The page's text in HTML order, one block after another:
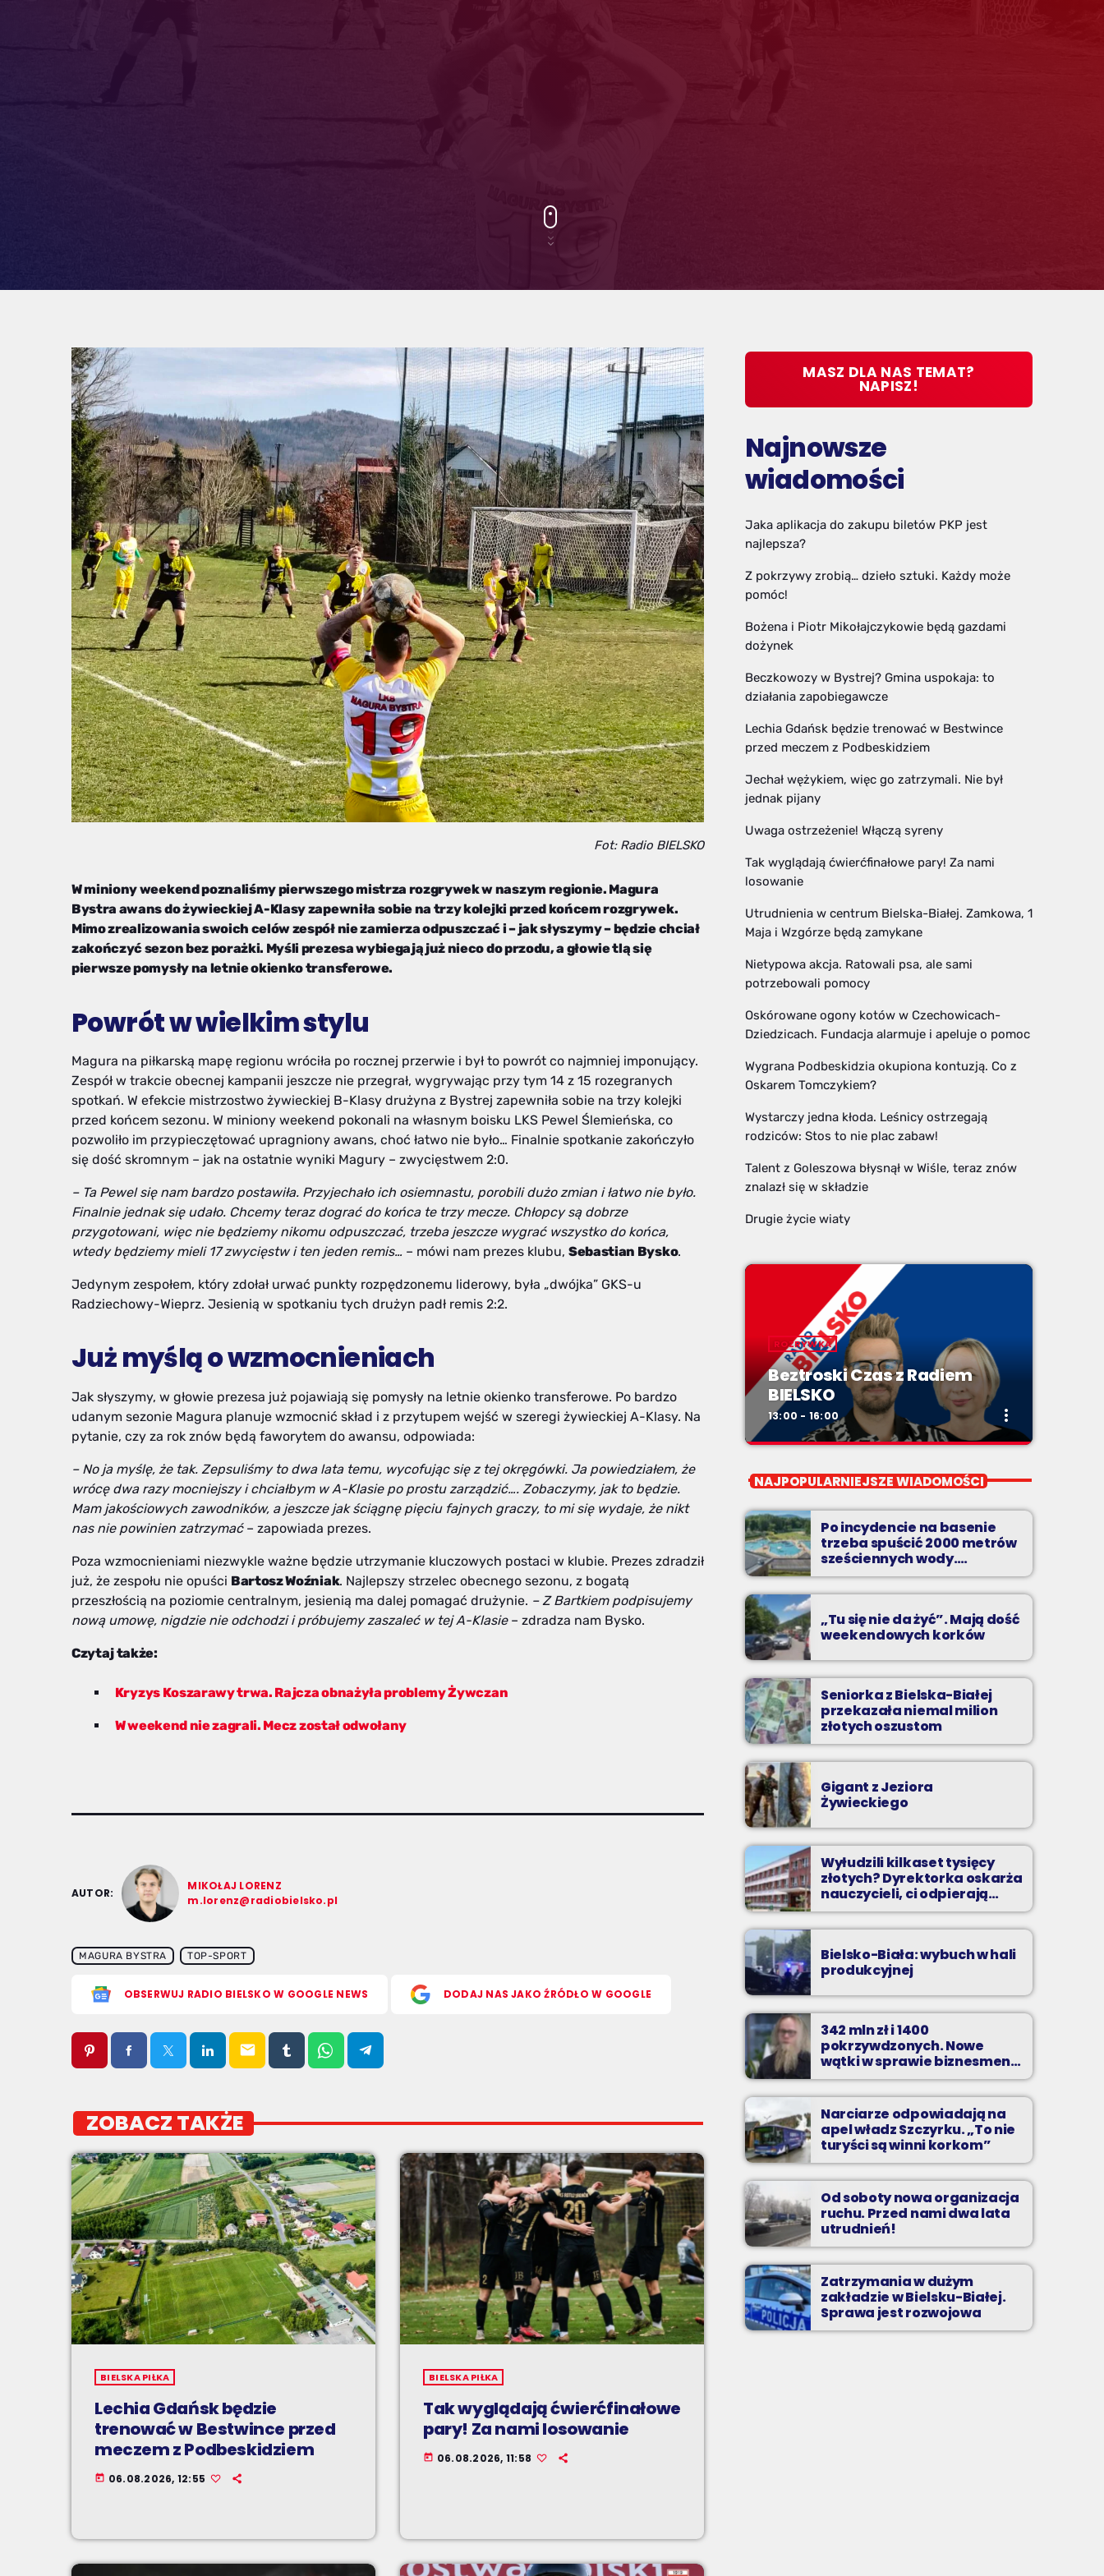
Fot: Radio BIELSKO
W miniony weekend poznaliśmy pierwszego mistrza rozgrywek w naszym regionie. Magura
Bystra awans do żywieckiej A-Klasy zapewniła sobie na trzy kolejki przed końcem rozgrywek.
Mimo zrealizowania swoich celów zespół nie zamierza odpuszczać i – jak słyszymy – będzie chciał
zakończyć sezon bez porażki. Myśli prezesa wybiegają już nieco do przodu, a głowie tlą się
pierwsze pomysły na letnie okienko transferowe.
Powrót w wielkim stylu
Magura na piłkarską mapę regionu wróciła po rocznej przerwie i był to powrót co najmniej imponujący.
Zespół w trakcie obecnej kampanii jeszcze nie przegrał, wygrywając przy tym 14 z 15 rozegranych
spotkań. W efekcie mistrzostwo żywieckiej B-Klasy drużyna z Bystrej zapewniła sobie na trzy kolejki
przed końcem sezonu. W miniony weekend pokonali na własnym boisku LKS Pewel Ślemieńska, co
pozwoliło im przypieczętować upragniony awans, choć łatwo nie było… Finalnie spotkanie zakończyło
się dość skromnym – jak na ostatnie wyniki Magury – zwycięstwem 2:0.
– Ta Pewel się nam bardzo postawiła. Przyjechało ich osiemnastu, porobili dużo zmian i łatwo nie było.
Finalnie jednak sięudało. Chcemy teraz dograć do końca te trzy mecze. Chłopcy są dobrze
przygotowani, więc nie będziemy nikomu odpuszczać, trzeba jeszcze wygrać wszystko do końca,
wtedy będziemy mieli 17 zwycięstw i ten jeden remis… – mówi nam prezes klubu, Sebastian Bysko.
Jedynym zespołem, który zdołał urwać punkty rozpędzonemu liderowy, była „dwójka” GKS-u
Radziechowy-Wieprz. Jesienią w spotkaniu tych drużyn padł remis 2:2.
Już myślą o wzmocnieniach
Jak słyszymy, w głowie prezesa już pojawiają się pomysły na letnie okienko transferowe. Po bardzo
udanym sezonie Magura planuje wzmocnić skład i z przytupem wejść w szeregi żywieckiej A-Klasy. Na
pytanie, czy za rok znów będą faworytem do awansu, odpowiada:
– No ja myślę, że tak. Zepsuliśmy to dwa lata temu, wycofując się z tej okręgówki. Ja powiedziałem, że
wrócę dwa razy mocniejszy i chciałbym w A-Klasie po prostu zarządzić…. Zobaczymy, jak to będzie.
Mam jakościowych zawodników, a jeszcze jak ściągnę pięciu fajnych graczy, to mi się wydaje, że nikt
nas nie powinien zatrzymać– zapowiada prezes.
Poza wzmocnieniami niezwykle ważne będzie utrzymanie kluczowych postaci w klubie. Prezes zdradził
już, że zespołu nie opuści Bartosz Woźniak. Najlepszy strzelec obecnego sezonu, z bogatą
przeszłością na poziomie centralnym, jesienią ma dalej pomagać drużynie. – Z Bartkiem podpisujemy
nową umowę, nigdzie nie odchodzi ipróbujemy zaszaleć w tej A-Klasie– zdradza nam Bysko.
Czytaj także:
Kryzys Koszarawy trwa. Rajcza obnażyła problemy Żywczan
W weekend nie zagrali. Mecz został odwołany
AUTOR:
MIKOŁAJ LORENZ
m.lorenz@radiobielsko.pl
MAGURA BYSTRA TOP-SPORT
OBSERWUJ RADIO BIELSKO W GOOGLE NEWS DODAJ NAS JAKO ŹRÓDŁO W GOOGLE
email
ZOBACZ TAKŻE
BIELSKA PIŁKA
Lechia Gdańsk będzie
trenować w Bestwince przed
meczem z Podbeskidziem
today 06.08.2026, 12:55
BIELSKA PIŁKA
Tak wyglądają ćwierćfinałowe
pary! Za nami losowanie
today 06.08.2026, 11:58
MASZ DLA NAS TEMAT?
NAPISZ!
Najnowsze
wiadomości
Jaka aplikacja do zakupu biletów PKP jest
najlepsza?
Z pokrzywy zrobią… dzieło sztuki. Każdy może
pomóc!
Bożena i Piotr Mikołajczykowie będą gazdami
dożynek
Beczkowozy w Bystrej? Gmina uspokaja: to
działania zapobiegawcze
Lechia Gdańsk będzie trenować w Bestwince
przed meczem z Podbeskidziem
Jechał wężykiem, więc go zatrzymali. Nie był
jednak pijany
Uwaga ostrzeżenie! Włączą syreny
Tak wyglądają ćwierćfinałowe pary! Za nami
losowanie
Utrudnienia w centrum Bielska-Białej. Zamkowa, 1
Maja i Wzgórze będą zamykane
Nietypowa akcja. Ratowali psa, ale sami
potrzebowali pomocy
Oskórowane ogony kotów w Czechowicach-
Dziedzicach. Fundacja alarmuje i apeluje o pomoc
Wygrana Podbeskidzia okupiona kontuzją. Co z
Oskarem Tomczykiem?
Wystarczy jedna kłoda. Leśnicy ostrzegają
rodziców: Stos to nie plac zabaw!
Talent z Goleszowa błysnął w Wiśle, teraz znów
znalazł się w składzie
Drugie życie wiaty
ROZRYWKA
Beztroski Czas z Radiem
BIELSKO
13:00 - 16:00 more_vert
Beztroski Czas z Radiem
do poniedziałku do piątku od 13 do 16
jak atrakcyjnie spędzić czas w regionie, jak
ominąć korki i jak odpocząć?
NAJPOPULARNIEJSZE WIADOMOŚCI
Po incydencie na basenie
trzeba spuścić 2000 metrów
sześciennych wody.
„Ogromne koszty i ogromna
praca”
„Tu się nie da żyć”. Mają dość
weekendowych korków
Seniorka z Bielska-Białej
przekazała niemal milion
złotych oszustom
Gigant z Jeziora
Żywieckiego
Wyłudzili kilkaset tysięcy
złotych? Dyrektorka oskarża
nauczycieli, ci odpierają
zarzuty
Bielsko-Biała: wybuch w hali
produkcyjnej
342 mln zł i 1400
pokrzywdzonych. Nowe
wątki w sprawie biznesmena
z Bielska-Białej
Narciarze odpowiadają na
apel władz Szczyrku. „To nie
turyści są winni korkom”
Od soboty nowa organizacja
ruchu. Przed nami dwa lata
utrudnień!
Zatrzymania w dużym
zakładzie w Bielsku-Białej.
Sprawa jest rozwojowa